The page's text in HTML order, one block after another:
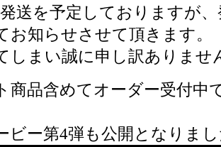
送を予定しておりますが
お知らせさせて頂きます。
しまい誠に申し訳ありませ
商品含めてオーダー受付中
ビー第4弾も公開となりま